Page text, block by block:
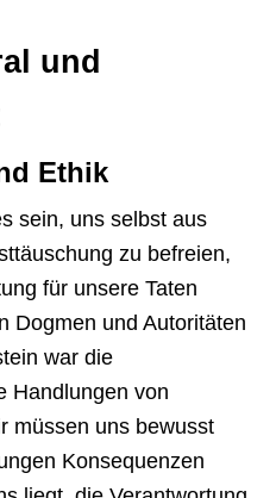
und
Ethik
sein, uns selbst aus
zu befreien,
für unsere Taten
Dogmen und Autoritäten
war die
Handlungen von
müssen uns bewusst
Konsequenzen